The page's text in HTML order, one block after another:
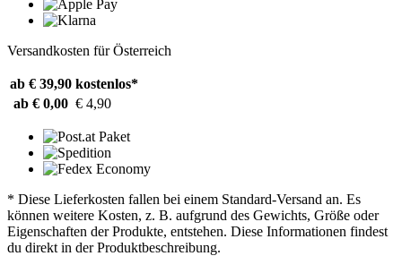
Versandkosten für Österreich
ab € 39,90 kostenlos*
ab € 0,00 € 4,90
* Diese Lieferkosten fallen bei einem Standard-Versand an. Es
können weitere Kosten, z. B. aufgrund des Gewichts, Größe oder
Eigenschaften der Produkte, entstehen. Diese Informationen findest
du direkt in der Produktbeschreibung.